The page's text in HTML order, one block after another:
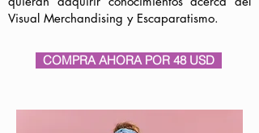
Visual Merchandising y Escaparatismo.
COMPRA AHORA POR 48 USD